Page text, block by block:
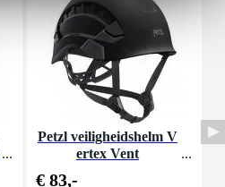
Petzl veiligheidshelm V
ertex Vent
€ 83,-